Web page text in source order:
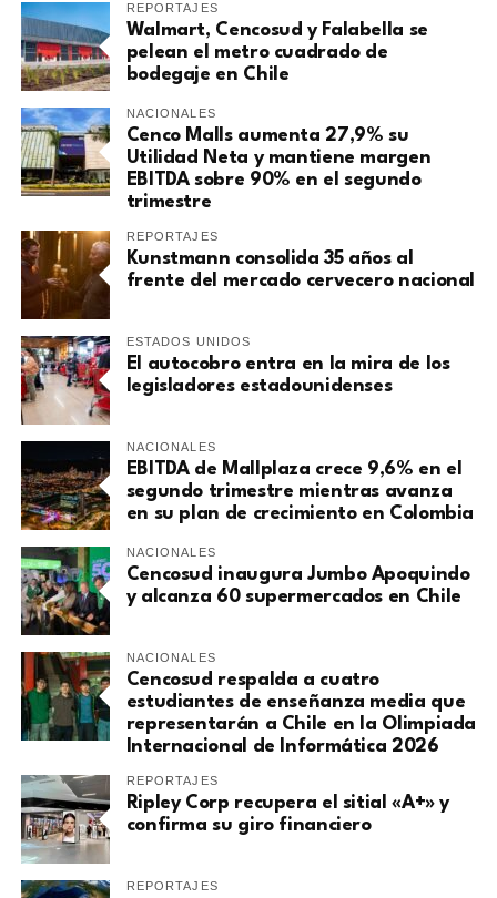
REPORTAJES
Walmart, Cencosud y Falabella se
pelean el metro cuadrado de
bodegaje en Chile
NACIONALES
Cenco Malls aumenta 27,9% su
Utilidad Neta y mantiene margen
EBITDA sobre 90% en el segundo
trimestre
REPORTAJES
Kunstmann consolida 35 años al
frente del mercado cervecero nacional
ESTADOS UNIDOS
El autocobro entra en la mira de los
legisladores estadounidenses
NACIONALES
EBITDA de Mallplaza crece 9,6% en el
segundo trimestre mientras avanza
en su plan de crecimiento en Colombia
NACIONALES
Cencosud inaugura Jumbo Apoquindo
y alcanza 60 supermercados en Chile
NACIONALES
Cencosud respalda a cuatro
estudiantes de enseñanza media que
representarán a Chile en la Olimpiada
Internacional de Informática 2026
REPORTAJES
Ripley Corp recupera el sitial «A+» y
confirma su giro financiero
REPORTAJES